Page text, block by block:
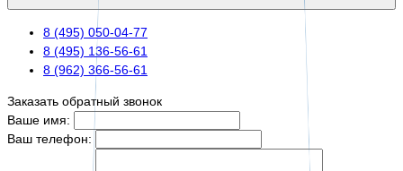
8 (495) 050-04-77
8 (495) 136-56-61
8 (962) 366-56-61
Заказать обратный звонок
Ваше имя:
Ваш телефон: